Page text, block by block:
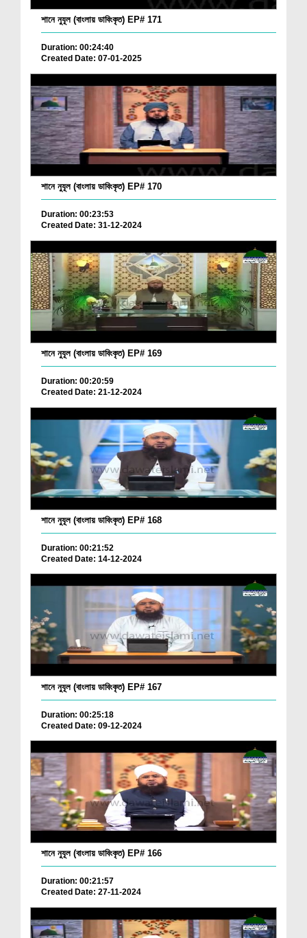
শানে নুযূল (বাংলায় ডাবিংকৃত) EP# 171
Duration: 00:24:40
Created Date: 07-01-2025
শানে নুযূল (বাংলায় ডাবিংকৃত) EP# 170
Duration: 00:23:53
Created Date: 31-12-2024
শানে নুযূল (বাংলায় ডাবিংকৃত) EP# 169
Duration: 00:20:59
Created Date: 21-12-2024
শানে নুযূল (বাংলায় ডাবিংকৃত) EP# 168
Duration: 00:21:52
Created Date: 14-12-2024
শানে নুযূল (বাংলায় ডাবিংকৃত) EP# 167
Duration: 00:25:18
Created Date: 09-12-2024
শানে নুযূল (বাংলায় ডাবিংকৃত) EP# 166
Duration: 00:21:57
Created Date: 27-11-2024